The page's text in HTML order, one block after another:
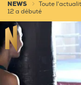
NEWS Toute
12 a débuté